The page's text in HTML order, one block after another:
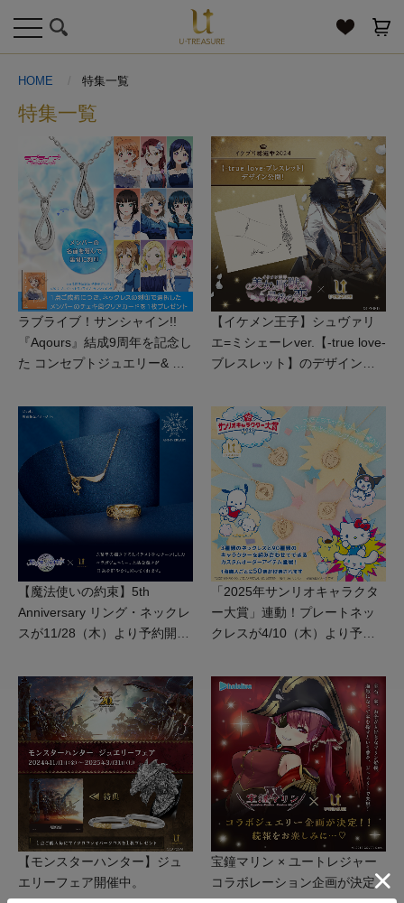
toggle
navigation
HOME 特集一覧
特集一覧
ラブライブ！サンシャイン!!
『Aqours』結成9周年を記念し
た コンセプトジュエリー& ジ
描き下ろしアクリルスタンド
【イケメン王子】シュヴァリ
エ=ミシェーレver.【‐true love‐
ブレスレット】のデザインを
【魔法使いの約束】5th
Anniversary リング・ネックレ
スが11/28（木）より予約開
「2025年サンリオキャラクタ
ー大賞」連動！プレートネッ
クレスが4/10（木）より予約
【モンスターハンター】ジュ
エリーフェア開催中。
宝鐘マリン × ユートレジャー
コラボレーション企画が決定